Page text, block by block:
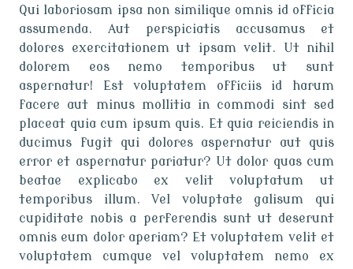
Qui laboriosam ipsa non similique omnis id officia
assumenda. Aut perspiciatis accusamus et
dolores exercitationem ut ipsam velit. Ut nihil
dolorem eos nemo temporibus ut sunt
aspernatur! Est voluptatem officiis id harum
facere aut minus mollitia in commodi sint sed
placeat quia cum ipsum quis. Et quia reiciendis in
ducimus fugit qui dolores aspernatur aut quis
error et aspernatur pariatur? Ut dolor quas cum
beatae explicabo ex velit voluptatum ut
temporibus illum. Vel voluptate galisum qui
cupiditate nobis a perferendis sunt ut deserunt
omnis eum dolor aperiam? Et voluptatem velit et
voluptatem cumque vel voluptatem nemo ex